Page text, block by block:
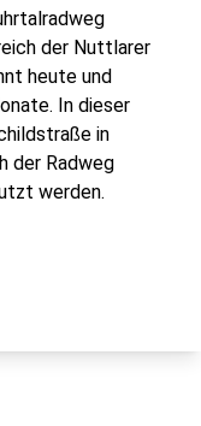
der Nuttlarer
heute und
In dieser
in
der Radweg
werden.